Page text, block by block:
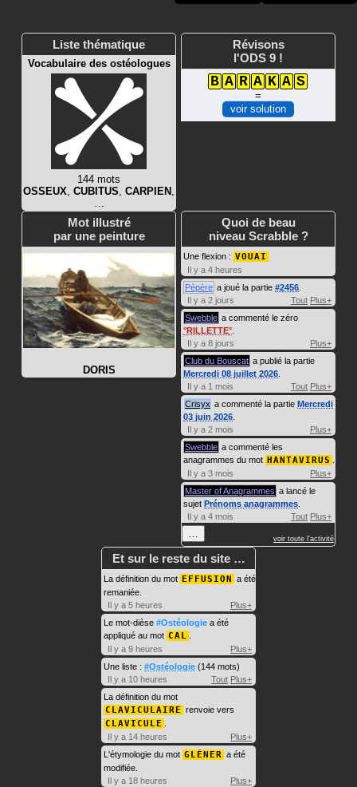
Liste thématique
Vocabulaire des ostéologues
144 mots
OSSEUX, CUBITUS, CARPIEN ,
…
Révisons
l'ODS 9 !
B A R A K A S
=
voir solution
Mot illustré
par une peinture
DORIS
Quoi de beau
niveau Scrabble ?
Une flexion : VOUAI
Il y a 4 heures
Pépère a joué la partie #2456
Il y a 2 jours
Tout Plus+
Swebble a commenté le zéro
RILLETTE
Il y a 8 jours
Plus+
Club du Bouscat a publié la partie
Mercredi 08 juillet 2026
Il y a 1 mois
Tout Plus+
Crisyx a commenté la partie Mercredi
03 juin 2026
Il y a 2 mois
Plus+
Swebble a commenté les
anagrammes du mot HANTAVIRUS
Il y a 3 mois
Plus+
Master of Anagrammes a lancé le
sujet Prénoms anagrammes
Il y a 4 mois
Tout Plus+
… voir toute l'activité
Et sur le reste du site …
La définition du mot EFFUSION
a été
remaniée.
Il y a 5 heures
Plus+
Le mot-dièse #Ostéologie a été
appliqué au mot CAL
Il y a 9 heures
Plus+
Une liste : #Ostéologie (144 mots)
Il y a 10 heures
Tout Plus+
La définition du mot
CLAVICULAIRE renvoie vers
CLAVICULE
Il y a 14 heures
Plus+
L'étymologie du mot GLÉNER a été
modifiée.
Il y a 18 heures
Plus+